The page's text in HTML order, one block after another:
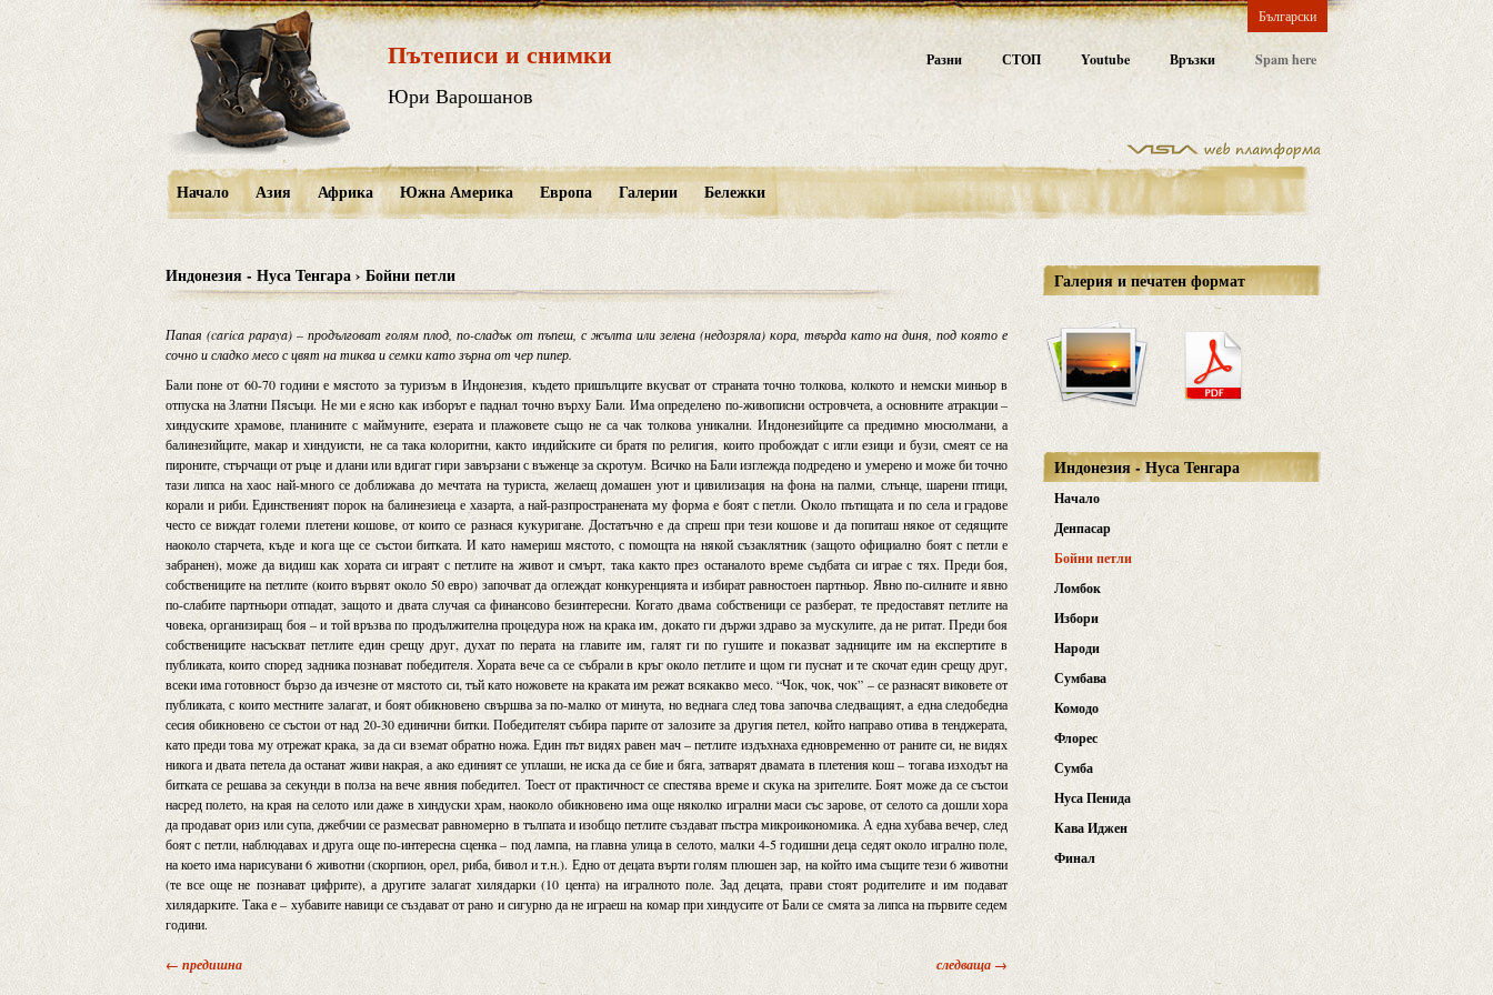
Български
Пътеписи и снимки
Юри Варошанов
Разни СТОП Youtube Връзки Spam here
Начало Азия Африка Южна Америка Европа Галерии Бележки
Галерия и печатен формат
Индонезия - Нуса Тенгара
Начало
Денпасар
Бойни петли
Ломбок
Избори
Народи
Сумбава
Комодо
Флорес
Сумба
Нуса Пенида
Кава Иджен
Финал
Индонезия - Нуса Тенгара › Бойни петли
Папая (carica papaya) – продълговат голям плод, по-сладък от пъпеш, с жълта или зелена (недозряла) кора, твърда като на диня, под която е
сочно и сладко месо с цвят на тиква и семки като зърна от чер пипер.
Бали поне от 60-70 години е мястото за туризъм в Индонезия, където пришълците вкусват от страната точно толкова, колкото и немски миньор в
отпуска на Златни Пясъци. Не ми е ясно как изборът е паднал точно върху Бали. Има определено по-живописни островчета, а основните атракции –
хиндуските храмове, планините с маймуните, езерата и плажовете също не са чак толкова уникални. Индонезийците са предимно мюсюлмани, а
балинезийците, макар и хиндуисти, не са така колоритни, както индийските си братя по религия, които пробождат с игли езици и бузи, смеят се на
пироните, стърчащи от ръце и длани или вдигат гири завързани с въженце за скротум. Всичко на Бали изглежда подредено и умерено и може би точно
тази липса на хаос най-много се доближава до мечтата на туриста, желаещ домашен уют и цивилизация на фона на палми, слънце, шарени птици,
корали и риби. Единственият порок на балинезиеца е хазарта, а най-разпространената му форма е боят с петли. Около пътищата и по села и градове
често се виждат големи плетени кошове, от които се разнася кукуригане. Достатъчно е да спреш при тези кошове и да попиташ някое от седящите
наоколо старчета, къде и кога ще се състои битката. И като намериш мястото, с помощта на някой съзаклятник (защото официално боят с петли е
забранен), може да видиш как хората си играят с петлите на живот и смърт, така както през останалото време съдбата си играе с тях. Преди боя,
собствениците на петлите (които вървят около 50 евро) започват да оглеждат конкуренцията и избират равностоен партньор. Явно по-силните и явно
по-слабите партньори отпадат, защото и двата случая са финансово безинтересни. Когато двама собственици се разберат, те предоставят петлите на
човека, организиращ боя – и той връзва по продължителна процедура нож на крака им, докато ги държи здраво за мускулите, да не ритат. Преди боя
собствениците насъскват петлите един срещу друг, духат по перата на главите им, галят ги по гушите и показват задниците им на експертите в
публиката, които според задника познават победителя. Хората вече са се събрали в кръг около петлите и щом ги пуснат и те скочат един срещу друг,
всеки има готовност бързо да изчезне от мястото си, тъй като ножовете на краката им режат всякакво месо. “Чок, чок, чок” – се разнасят виковете от
публиката, с които местните залагат, и боят обикновено свършва за по-малко от минута, но веднага след това започва следващият, а една следобедна
сесия обикновено се състои от над 20-30 единични битки. Победителят събира парите от залозите за другия петел, който направо отива в тенджерата,
като преди това му отрежат крака, за да си вземат обратно ножа. Един път видях равен мач – петлите издъхнаха едновременно от раните си, не видях
никога и двата петела да останат живи накрая, а ако единият се уплаши, не иска да се бие и бяга, затварят двамата в плетения кош – тогава изходът на
битката се решава за секунди в полза на вече явния победител. Тоест от практичност се спестява време и скука на зрителите. Боят може да се състои
насред полето, на края на селото или даже в хиндуски храм, наоколо обикновено има още няколко игрални маси със зарове, от селото са дошли хора
да продават ориз или супа, джебчии се размесват равномерно в тълпата и изобщо петлите създават пъстра микроикономика. А една хубава вечер, след
боят с петли, наблюдавах и друга още по-интересна сценка – под лампа, на главна улица в селото, малки 4-5 годишни деца седят около игрално поле,
на което има нарисувани 6 животни (скорпион, орел, риба, бивол и т.н.). Едно от децата върти голям плюшен зар, на който има същите тези 6 животни
(те все още не познават цифрите), а другите залагат хилядарки (10 цента) на игралното поле. Зад децата, прави стоят родителите и им подават
хилядарките. Така е – хубавите навици се създават от рано и сигурно да не играеш на комар при хиндусите от Бали се смята за липса на първите седем
години.
← предишна следваща →